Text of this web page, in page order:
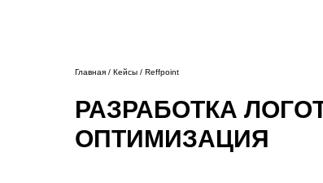
Главная / Кейсы / Reffpoint
РАЗРАБОТКА
ОПТИМИЗАЦИЯ